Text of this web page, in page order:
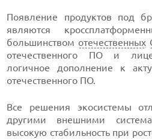
Появление продуктов под
являются
большинством отечественных
отечественного ПО и
логичное дополнение к
отечественного ПО.
Все решения экосистемы
другими внешними
высокую стабильность при